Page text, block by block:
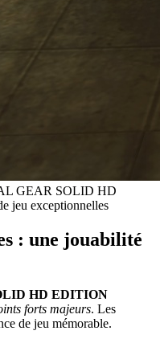
GEAR SOLID HD
jeu exceptionnelles
: une jouabilité
HD EDITION
forts majeurs. Les
de jeu mémorable.